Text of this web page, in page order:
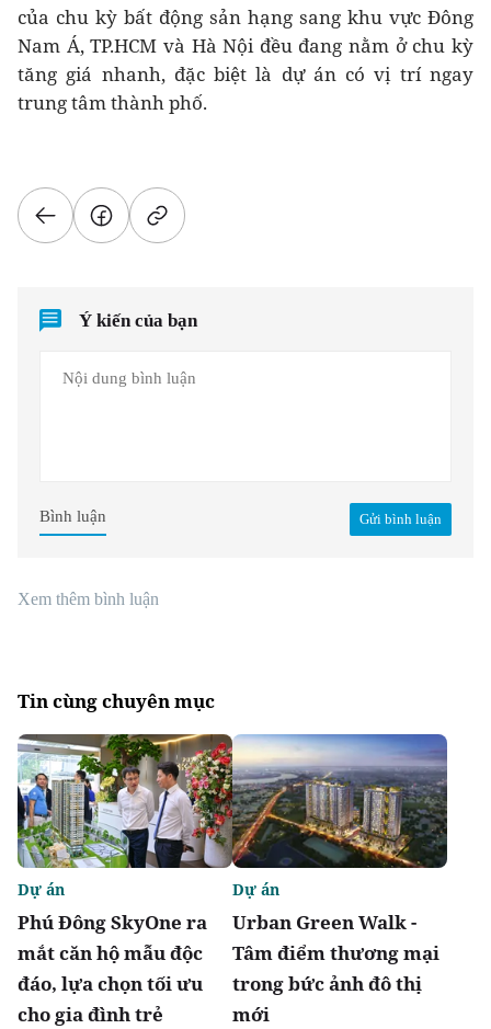
của chu kỳ bất động sản hạng sang khu vực Đông
Nam Á, TP.HCM và Hà Nội đều đang nằm ở chu kỳ
tăng giá nhanh, đặc biệt là dự án có vị trí ngay
trung tâm thành phố.
Ý kiến của bạn
Gửi bình luận
Bình luận
Xem thêm bình luận
Tin cùng chuyên mục
Phú Đông SkyOne ra
mắt căn hộ mẫu độc
đáo, lựa chọn tối ưu
cho gia đình trẻ
Dự án
Urban Green Walk -
Tâm điểm thương mại
trong bức ảnh đô thị
mới
Dự án